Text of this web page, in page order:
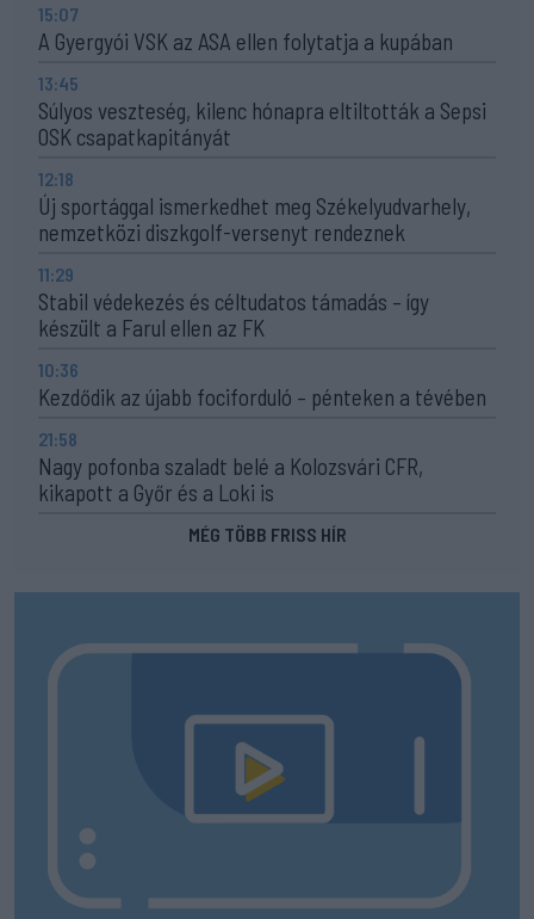
15:07
A Gyergyói VSK az ASA ellen folytatja a kupában
13:45
Súlyos veszteség, kilenc hónapra eltiltották a Sepsi
OSK csapatkapitányát
12:18
Új sportággal ismerkedhet meg Székelyudvarhely,
nemzetközi diszkgolf-versenyt rendeznek
11:29
Stabil védekezés és céltudatos támadás – így
készült a Farul ellen az FK
10:36
Kezdődik az újabb fociforduló – pénteken a tévében
21:58
Nagy pofonba szaladt belé a Kolozsvári CFR,
kikapott a Győr és a Loki is
MÉG TÖBB FRISS HÍR